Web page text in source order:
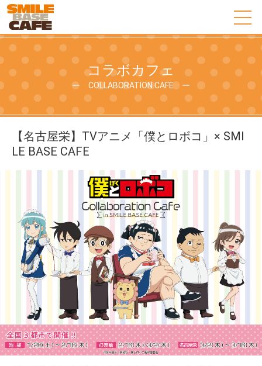
コラボカフェ
ー COLLABORATION CAFE ー
【名古屋栄】TVアニメ「僕とロボコ」× SMI
LE BASE CAFE